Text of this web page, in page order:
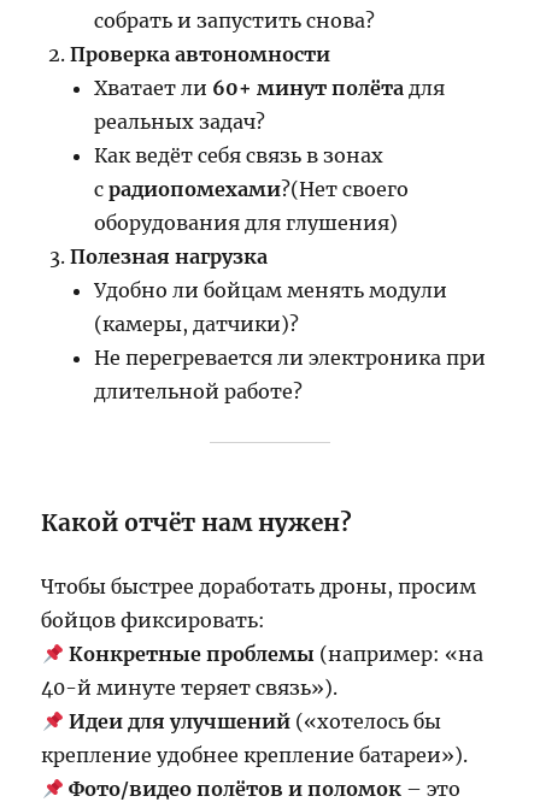
собрать и запустить снова?
Проверка автономности
Хватает ли 60+ минут полёта для
реальных задач?
Как ведёт себя связь в зонах
срадиопомехами?(Нет своего
оборудования для глушения)
Полезная нагрузка
Удобно ли бойцам менять модули
(камеры, датчики)?
Не перегревается ли электроника при
длительной работе?
Какой отчёт нам нужен?
Чтобы быстрее доработать дроны, просим
бойцов фиксировать:
Конкретные проблемы (например: «на
40-й минуте теряет связь»).
Идеи для улучшений(«хотелось бы
крепление удобнее крепление батареи»).
Фото/видео полётов и поломок– это